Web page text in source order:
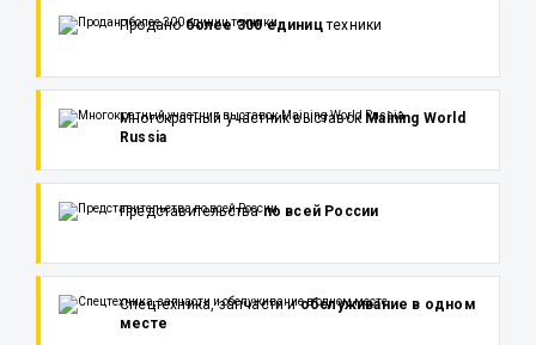
Проданоболее 300 едиництехники
Многократный участник выставок Maining World
Russia
Представительствапо всей России
Спецтехника, запчасти иобслуживание в одном
месте